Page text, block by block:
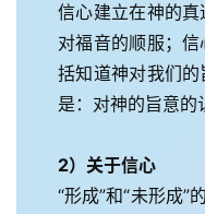
信心建立在神的
对福音的顺服；
括知道神对我们
是：对神的旨意的
2）关于信心
“形成”和“未形成”